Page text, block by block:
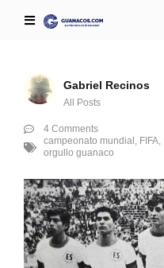
Gabriel Recinos
All Posts
4 Comments
campeonato mundial , FIFA,
orgullo guanaco